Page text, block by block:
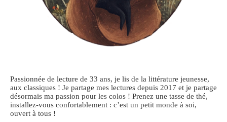
Passionnée de lecture de 33 ans, je lis de la littérature jeunesse,
aux classiques ! Je partage mes lectures depuis 2017 et je partage
désormais ma passion pour les colos ! Prenez une tasse de thé,
installez-vous confortablement : c’est un petit monde à soi,
ouvert à tous !